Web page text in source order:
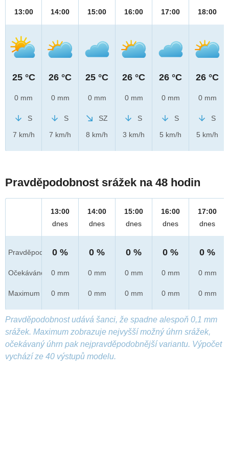
13:00
25 °C
0 mm
S
7 km/h
14:00
26 °C
0 mm
S
7 km/h
15:00
25 °C
0 mm
SZ
8 km/h
16:00
26 °C
0 mm
S
3 km/h
17:00
26 °C
0 mm
S
5 km/h
18:00
26 °C
0 mm
S
5 km/h
Pravděpodobnost srážek na 48 hodin
Pravděpod.
Očekáváno
Maximum
13:00
dnes
0 %
0 mm
0 mm
14:00
dnes
0 %
0 mm
0 mm
15:00
dnes
0 %
0 mm
0 mm
16:00
dnes
0 %
0 mm
0 mm
17:00
dnes
0 %
0 mm
0 mm
Pravděpodobnost udává šanci, že spadne alespoň 0,1 mm
srážek. Maximum zobrazuje nejvyšší možný úhrn srážek,
očekávaný úhrn pak nejpravděpodobnější variantu. Výpočet
vychází ze 40 výstupů modelu.